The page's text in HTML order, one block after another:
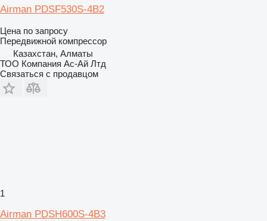
Airman PDSF530S-4B2
Цена по запросу
Передвижной компрессор
Казахстан, Алматы
ТОО Компания Ас-Ай Лтд
Связаться с продавцом
1
Airman PDSH600S-4B3